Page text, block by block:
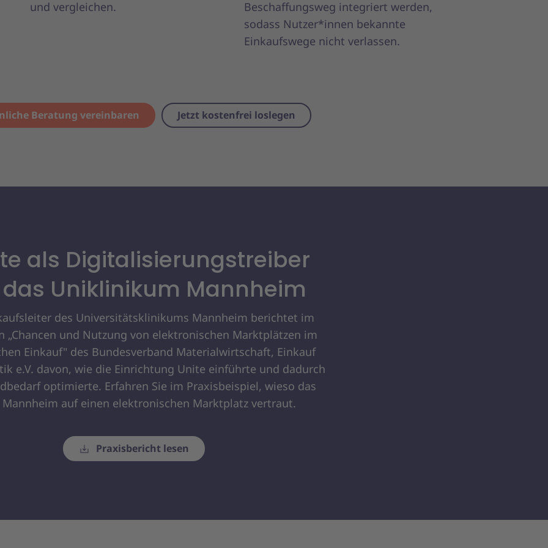
und vergleichen.
Beschaffungsweg integriert werden,
sodass Nutzer*innen bekannte
Einkaufswege nicht verlassen.
Beratung vereinbaren Jetzt kostenfrei loslegen
als Digitalisierungstreiber
Uniklinikum Mannheim
des Universitätsklinikums Mannheim berichtet im
„Chancen und Nutzung von elektronischen Marktplätzen im
Einkauf" des Bundesverband Materialwirtschaft, Einkauf
e.V. davon, wie die Einrichtung Unite einführte und dadurch
optimierte. Erfahren Sie im Praxisbeispiel, wieso das
Mannheim auf einen elektronischen Marktplatz vertraut.
Praxisbericht lesen